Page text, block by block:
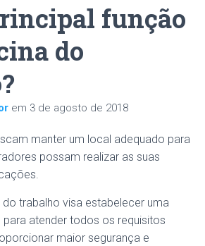
A
função
do
em 3 de agosto de 2018
manter um local adequado para
possam realizar as suas
trabalho visa estabelecer uma
atender todos os requisitos
maior segurança e